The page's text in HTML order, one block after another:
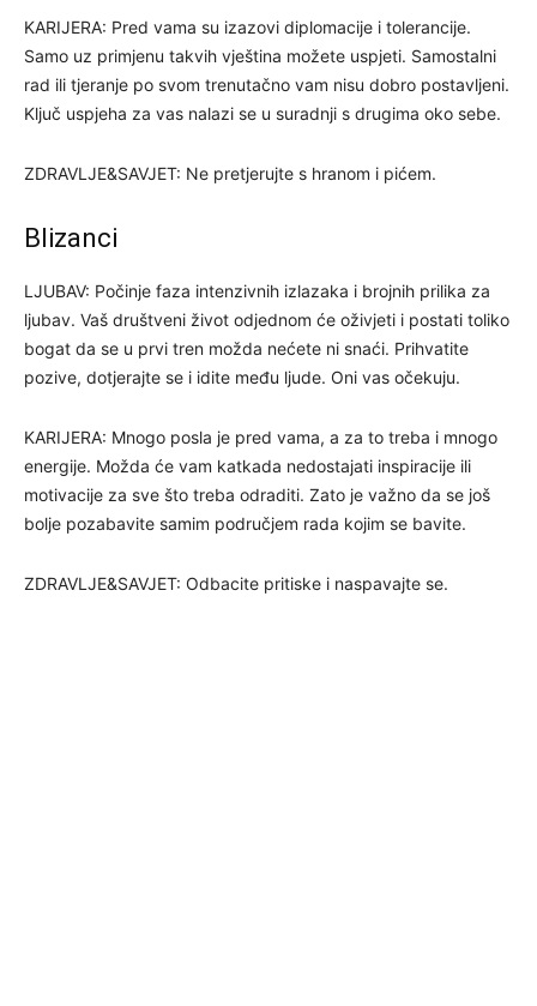
KARIJERA: Pred vama su izazovi diplomacije i tolerancije.
Samo uz primjenu takvih vještina možete uspjeti. Samostalni
rad ili tjeranje po svom trenutačno vam nisu dobro postavljeni.
Ključ uspjeha za vas nalazi se u suradnji s drugima oko sebe.
ZDRAVLJE&SAVJET: Ne pretjerujte s hranom i pićem.
Blizanci
LJUBAV: Počinje faza intenzivnih izlazaka i brojnih prilika za
ljubav. Vaš društveni život odjednom će oživjeti i postati toliko
bogat da se u prvi tren možda nećete ni snaći. Prihvatite
pozive, dotjerajte se i idite među ljude. Oni vas očekuju.
KARIJERA: Mnogo posla je pred vama, a za to treba i mnogo
energije. Možda će vam katkada nedostajati inspiracije ili
motivacije za sve što treba odraditi. Zato je važno da se još
bolje pozabavite samim područjem rada kojim se bavite.
ZDRAVLJE&SAVJET: Odbacite pritiske i naspavajte se.